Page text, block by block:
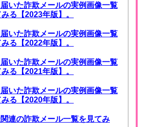
いた詐欺メールの実例画像一覧
る【2023年版】。
いた詐欺メールの実例画像一覧
る【2022年版】。
いた詐欺メールの実例画像一覧
る【2021年版】。
いた詐欺メールの実例画像一覧
る【2020年版】。
連の詐欺メール一覧を見てみ